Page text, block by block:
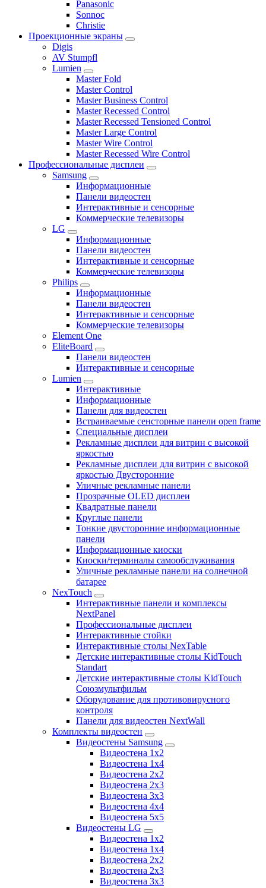
Panasonic
Sonnoc
Сhristie
Проекционные экраны
Digis
AV Stumpfl
Lumien
Master Fold
Master Control
Master Business Control
Master Recessed Control
Master Recessed Tensioned Control
Master Large Control
Master Wire Control
Master Recessed Wire Control
Профессиональные дисплеи
Samsung
Информационные
Панели видеостен
Интерактивные и сенсорные
Коммерческие телевизоры
LG
Информационные
Панели видеостен
Интерактивные и сенсорные
Коммерческие телевизоры
Philips
Информационные
Панели видеостен
Интерактивные и сенсорные
Коммерческие телевизоры
Element One
EliteBoard
Панели видеостен
Интерактивные и сенсорные
Lumien
Интерактивные
Информационные
Панели для видеостен
Встраиваемые сенсторные панели open frame
Специальные дисплеи
Рекламные дисплеи для витрин с высокой
яркостью
Рекламные дисплеи для витрин с высокой
яркостью Двусторонние
Уличные рекламные панели
Прозрачные OLED дисплеи
Квадратные панели
Круглые панели
Тонкие двусторонние информационные
панели
Информационные киоски
Киоски/терминалы самообслуживания
Уличные рекламные панели на солнечной
батарее
NexTouch
Интерактивные панели и комплексы
NextPanel
Профессиональные дисплеи
Интерактивные стойки
Интерактивные столы NexTable
Детские интерактивные столы KidTouch
Standart
Детские интерактивные столы KidTouch
Союзмультфильм
Оборудование для противовирусного
контроля
Панели для видеостен NextWall
Комплекты видеостен
Видеостены Samsung
Видеостена 1x2
Видеостена 1x4
Видеостена 2x2
Видеостена 2х3
Видеостена 3x3
Видеостена 4x4
Видеостена 5x5
Видеостены LG
Видеостена 1x2
Видеостена 1x4
Видеостена 2x2
Видеостена 2x3
Видеостена 3x3